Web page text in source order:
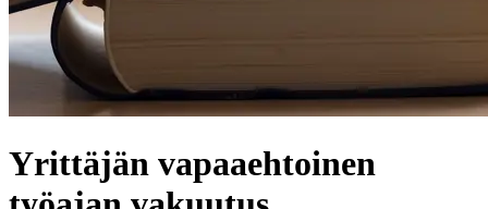
Yrittäjän vapaaehtoinen